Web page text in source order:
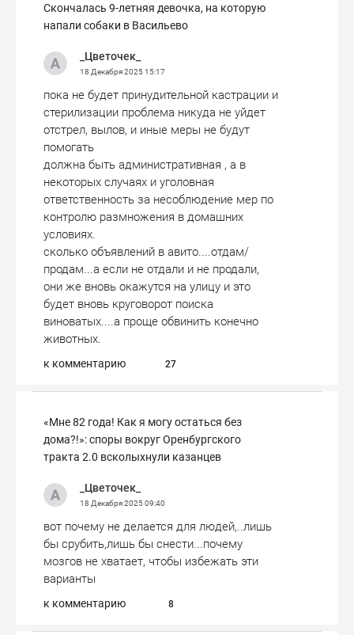
Скончалась 9-летняя девочка, на которую
напали собаки в Васильево
_Цветочек_
18 Декабря 202515:17
пока не будет принудительной кастрации и
стерилизации проблема никуда не уйдет
отстрел, вылов, и иные меры не будут
помогать
должна быть административная , а в
некоторых случаях и уголовная
ответственность за несоблюдение мер по
контролю размножения в домашних
условиях.
сколько объявлений в авито....отдам/
продам...а если не отдали и не продали,
они же вновь окажутся на улицу и это
будет вновь круговорот поиска
виноватых....а проще обвинить конечно
животных.
к комментарию 27
«Мне 82 года! Как я могу остаться без
дома?!»: споры вокруг Оренбургского
тракта 2.0 всколыхнули казанцев
_Цветочек_
18 Декабря 202509:40
вот почему не делается для людей,..лишь
бы срубить,лишь бы снести...почему
мозгов не хватает, чтобы избежать эти
варианты
к комментарию 8